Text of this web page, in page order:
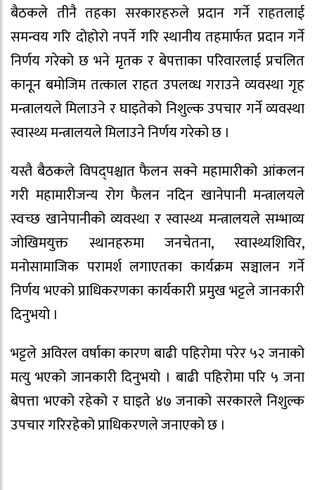
बैठकले तीनै तहका सरकारहरुले प्रदान गर्ने राहतलाई
समन्वय गरि दोहोरो नपर्ने गरि स्थानीय तहमार्फत प्रदान गर्ने
निर्णय गरेको छ भने मृतक र बेपत्ताका परिवारलाई प्रचलित
कानून बमोजिम तत्काल राहत उपलव्ध गराउने व्यवस्था गृह
मन्त्रालयले मिलाउने र घाइतेको निशुल्क उपचार गर्ने व्यवस्था
स्वास्थ्य मन्त्रालयले मिलाउने निर्णय गरेको छ ।
यस्तै बैठकले विपद्पश्चात फैलन सक्ने महामारीको आंकलन
गरी महामारीजन्य रोग फैलन नदिन खानेपानी मन्त्रालयले
स्वच्छ खानेपानीको व्यवस्था र स्वास्थ्य मन्त्रालयले सम्भाव्य
जोखिमयुक्त स्थानहरुमा जनचेतना, स्वास्थ्यशिविर,
मनोसामाजिक परामर्श लगाएतका कार्यक्रम सञ्चालन गर्ने
निर्णय भएको प्राधिकरणका कार्यकारी प्रमुख भट्टले जानकारी
दिनुभयो ।
भट्टले अविरल वर्षाका कारण बाढी पहिरोमा परेर ५२ जनाको
मत्यु भएको जानकारी दिनुभयो । बाढी पहिरोमा परि ५ जना
बेपत्ता भएको रहेको र घाइते ४७ जनाको सरकारले निशुल्क
उपचार गरिरहेको प्राधिकरणले जनाएको छ ।